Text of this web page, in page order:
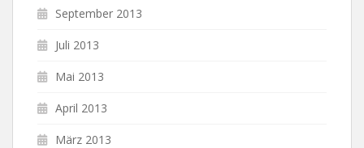
September 2013
Juli 2013
Mai 2013
April 2013
März 2013